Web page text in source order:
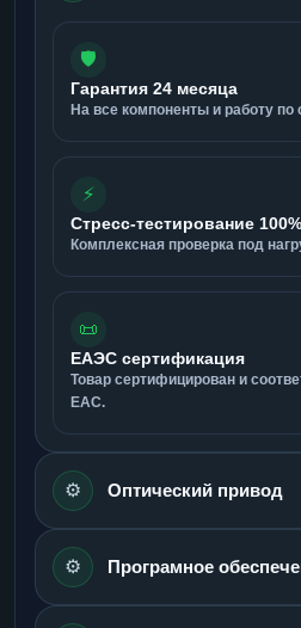
🛡️
Гарантия 24 месяца
На все компоненты и работу по
⚡
Стресс-тестирование 100%
Комплексная проверка под
📜
ЕАЭС сертификация
Товар сертифицирован и
ЕАС.
⚙️ Оптический привод
⚙️ Програмное